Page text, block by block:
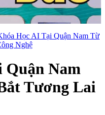
Học AI Tại Quận Nam Từ
Nghệ
Quận Nam
Tương Lai